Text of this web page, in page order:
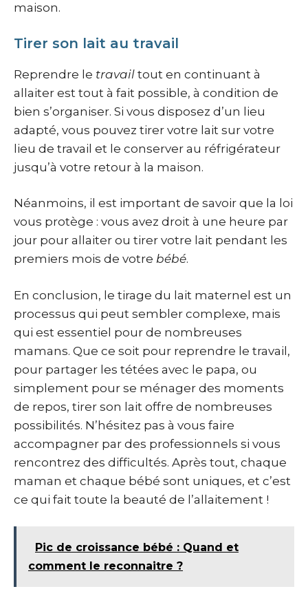
maison.
Tirer son lait au travail
Reprendre le travail tout en continuant à
allaiter est tout à fait possible, à condition de
bien s’organiser. Si vous disposez d’un lieu
adapté, vous pouvez tirer votre lait sur votre
lieu de travail et le conserver au réfrigérateur
jusqu’à votre retour à la maison.
Néanmoins, il est important de savoir que la loi
vous protège : vous avez droit à une heure par
jour pour allaiter ou tirer votre lait pendant les
premiers mois de votre bébé.
En conclusion, le tirage du lait maternel est un
processus qui peut sembler complexe, mais
qui est essentiel pour de nombreuses
mamans. Que ce soit pour reprendre le travail,
pour partager les tétées avec le papa, ou
simplement pour se ménager des moments
de repos, tirer son lait offre de nombreuses
possibilités. N’hésitez pas à vous faire
accompagner par des professionnels si vous
rencontrez des difficultés. Après tout, chaque
maman et chaque bébé sont uniques, et c’est
ce qui fait toute la beauté de l’allaitement !
Pic de croissance bébé : Quand et
comment le reconnaitre ?